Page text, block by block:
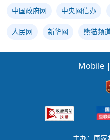
中国政府网 中央网信办
人民网 新华网 熊猫频
Mobile |
主办：国家